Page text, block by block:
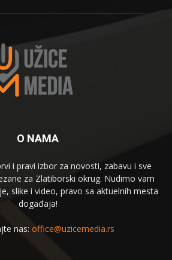
O NAMA
i pravi izbor za novosti, zabavu i sve
za Zlatiborski okrug. Nudimo vam
slike i video, pravo sa aktuelnih mesta
događaja!
nas: office@uzicemedia.rs